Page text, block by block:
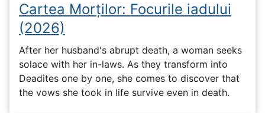
Cartea Morților: Focurile iadului
(2026)
After her husband's abrupt death, a woman seeks
solace with her in-laws. As they transform into
Deadites one by one, she comes to discover that
the vows she took in life survive even in death.